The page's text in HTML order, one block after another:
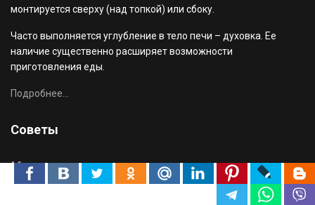
монтируется сверху (над топкой) или сбоку.
Часто выполняется углубление в тело печи – духовка. Ее
наличие существенно расширяет возможности
приготовления еды.
Подробнее...
Советы
Как сделать коптильню из кирпича